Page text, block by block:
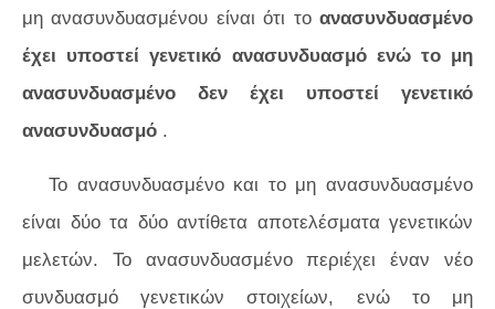
μη ανασυνδυασμένου είναι ότι το ανασυνδυασμένο
έχει υποστεί γενετικό ανασυνδυασμό ενώ το μη
ανασυνδυασμένο δεν έχει υποστεί γενετικό
ανασυνδυασμό .
Το ανασυνδυασμένο και το μη ανασυνδυασμένο
είναι δύο τα δύο αντίθετα αποτελέσματα γενετικών
μελετών. Το ανασυνδυασμένο περιέχει έναν νέο
συνδυασμό γενετικών στοιχείων, ενώ το μη